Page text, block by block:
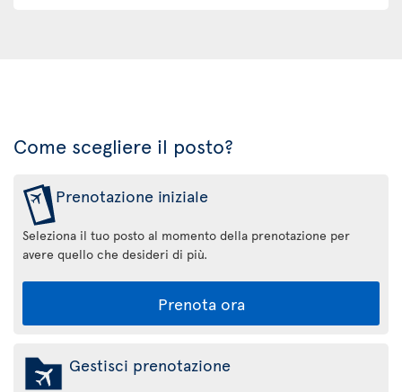
Come scegliere il posto?
Prenotazione iniziale
Seleziona il tuo posto al momento della prenotazione per
avere quello che desideri di più.
Prenota ora
Gestisci prenotazione